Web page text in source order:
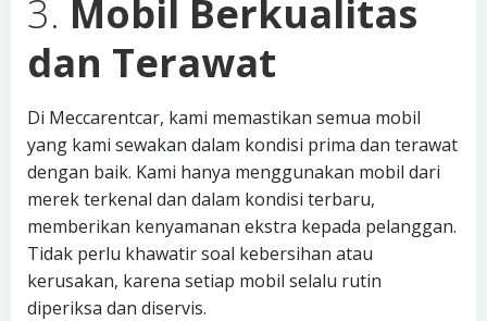
3. Mobil Berkualitas
dan Terawat
Di Meccarentcar, kami memastikan semua mobil
yang kami sewakan dalam kondisi prima dan terawat
dengan baik. Kami hanya menggunakan mobil dari
merek terkenal dan dalam kondisi terbaru,
memberikan kenyamanan ekstra kepada pelanggan.
Tidak perlu khawatir soal kebersihan atau
kerusakan, karena setiap mobil selalu rutin
diperiksa dan diservis.